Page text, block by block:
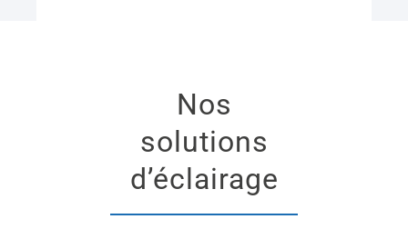
Nos
solutions
d’éclairage